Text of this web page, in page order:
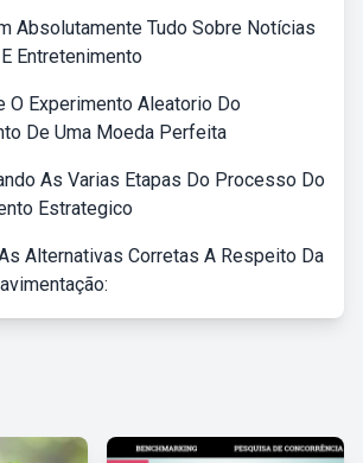
Absolutamente Tudo Sobre Notícias
Entretenimento
O Experimento Aleatorio Do
De Uma Moeda Perfeita
As Varias Etapas Do Processo Do
Estrategico
Alternativas Corretas A Respeito Da